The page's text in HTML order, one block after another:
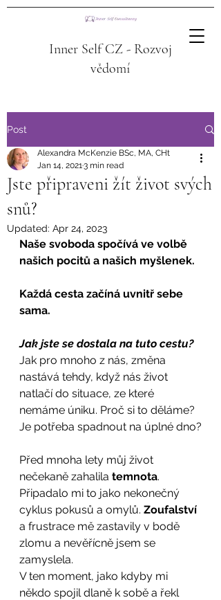
Inner Self CZ - Rozvoj
vědomí
Post
Jste připraveni žít život svých
snů?
Alexandra McKenzie BSc, MA, CHt
Jan 14, 20213 min read
Updated: Apr 24, 2023
Naše svoboda spočívá ve volbě
našich pocitů a našich myšlenek.
Každá cesta začíná uvnitř sebe
sama.
Jak jste se dostala na tuto cestu?
Jak pro mnoho z nás, změna
nastává tehdy, když nás život
natlačí do situace, ze které
nemáme úniku. Proč si to děláme?
Je potřeba spadnout na úplné dno?
Před mnoha lety můj život
nečekaně zahalila temnota.
Připadalo mi to jako nekonečný
cyklus pokusů a omylů. Zoufalství
a frustrace mě zastavily v bodě
zlomu a nevěřícně jsem se
zamyslela.
V ten moment, jako kdyby mi
někdo spojil dlaně k sobě a řekl